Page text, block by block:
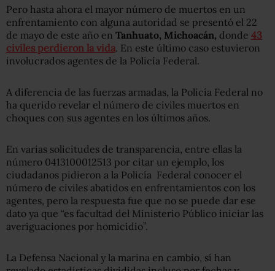
Pero hasta ahora el mayor número de muertos en un
enfrentamiento con alguna autoridad se presentó el 22
de mayo de este año en Tanhuato, Michoacán, donde 43
civiles perdieron la vida. En este último caso estuvieron
involucrados agentes de la Policía Federal.
A diferencia de las fuerzas armadas, la Policía Federal no
ha querido revelar el número de civiles muertos en
choques con sus agentes en los últimos años.
En varias solicitudes de transparencia, entre ellas la
número 0413100012513 por citar un ejemplo, los
ciudadanos pidieron a la Policía Federal conocer el
número de civiles abatidos en enfrentamientos con los
agentes, pero la respuesta fue que no se puede dar ese
dato ya que “es facultad del Ministerio Público iniciar las
averiguaciones por homicidio”.
La Defensa Nacional y la marina en cambio, sí han